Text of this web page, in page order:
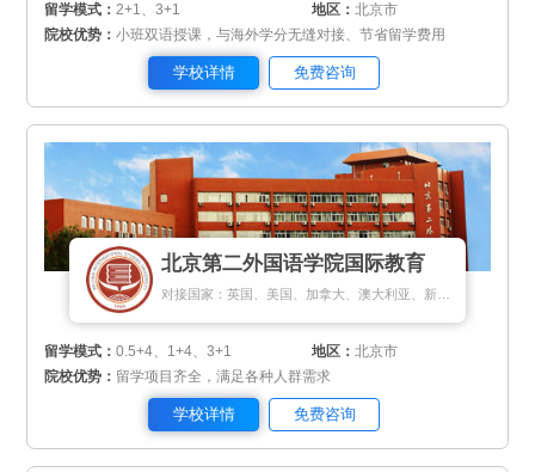
留学模式：2+1、3+1 地区：北京市
院校优势：小班双语授课，与海外学分无缝对接、节省留学费用
学校详情 免费咨询
北京第二外国语学院国际教育
留学模式：0.5+4、1+4、3+1 地区：北京市
院校优势： 留学项目齐全，满足各种人群需求
学校详情 免费咨询